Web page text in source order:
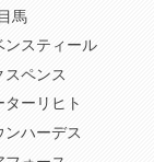
馬
スティール
ペンス
ーリヒト
ハーデス